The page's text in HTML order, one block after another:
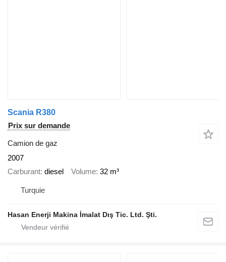
Scania R380
Prix sur demande
Camion de gaz
2007
Carburant diesel Volume 32 m³
Turquie
Hasan Enerji Makina İmalat Dış Tic. Ltd. Şti.